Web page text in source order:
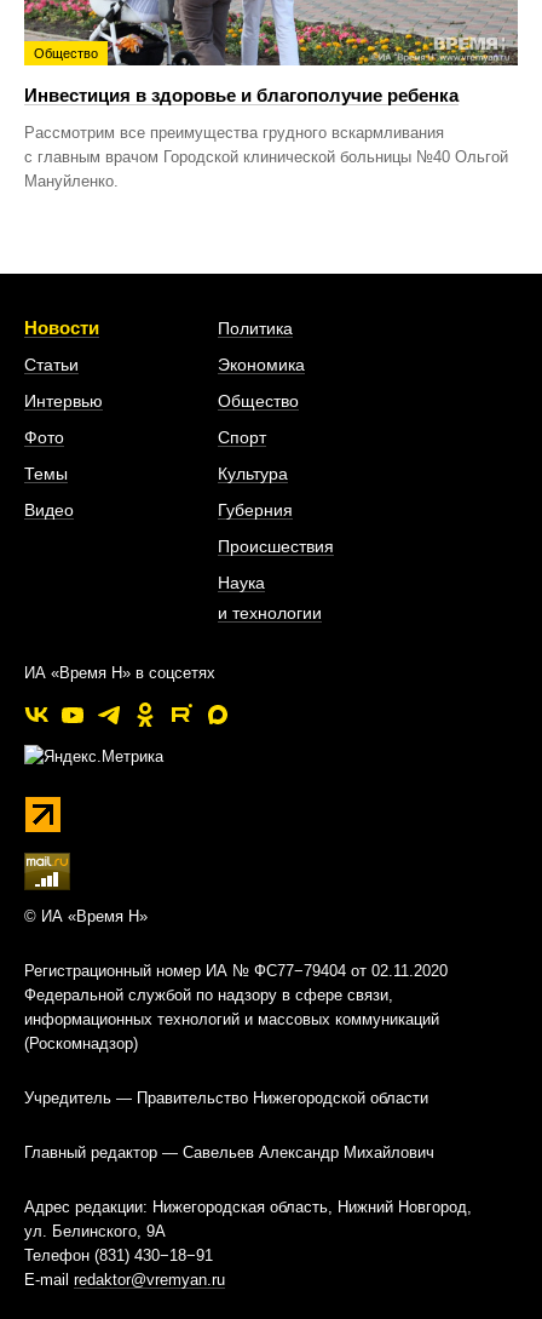
Общество
Инвестиция в здоровье и благополучие ребенка
Рассмотрим все преимущества грудного вскармливания
с главным врачом Городской клинической больницы №40 Ольгой
Мануйленко.
Новости
Статьи
Интервью
Фото
Темы
Видео
Политика
Экономика
Общество
Спорт
Культура
Губерния
Происшествия
Наука
и технологии
ИА «Время Н» в соцсетях
© ИА «Время Н»
Регистрационный номер ИА № ФС77−79404 от 02.11.2020
Федеральной службой по надзору в сфере связи,
информационных технологий и массовых коммуникаций
(Роскомнадзор)
Учредитель — Правительство Нижегородской области
Главный редактор — Савельев Александр Михайлович
Адрес редакции: Нижегородская область, Нижний Новгород,
ул. Белинского, 9А
Телефон (831) 430−18−91
E-mail redaktor@vremyan.ru